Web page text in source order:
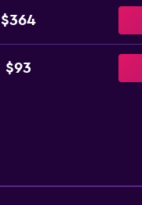
$364
$93